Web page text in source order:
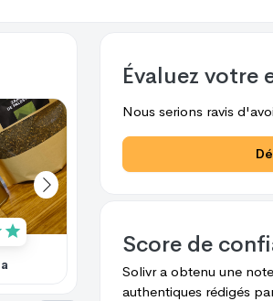
N Prenomsolivdedc
Évaluez votre
Nous serions ravis
Score de
Solivra obtenu une
authentiques rédigés